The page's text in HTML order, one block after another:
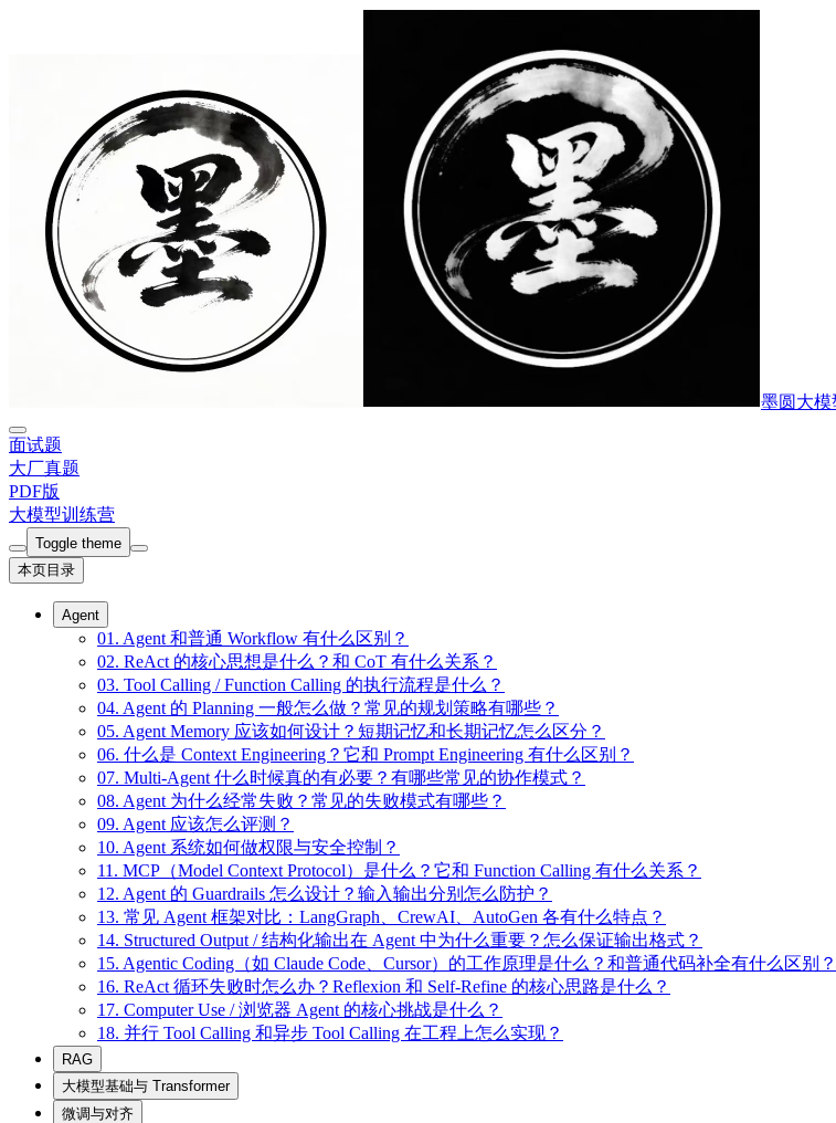
墨圆大模
面试题
大厂真题
PDF版
大模型训练营
Toggle theme
本页目录
Agent
01. Agent 和普通 Workflow 有什么区别？
02. ReAct 的核心思想是什么？和 CoT 有什么关系？
03. Tool Calling / Function Calling 的执行流程是什么？
04. Agent 的 Planning 一般怎么做？常见的规划策略有哪些？
05. Agent Memory 应该如何设计？短期记忆和长期记忆怎么区分？
06. 什么是 Context Engineering？它和 Prompt Engineering 有什么区别？
07. Multi-Agent 什么时候真的有必要？有哪些常见的协作模式？
08. Agent 为什么经常失败？常见的失败模式有哪些？
09. Agent 应该怎么评测？
10. Agent 系统如何做权限与安全控制？
11. MCP（Model Context Protocol）是什么？它和 Function Calling 有什么关系？
12. Agent 的 Guardrails 怎么设计？输入输出分别怎么防护？
13. 常见 Agent 框架对比：LangGraph、CrewAI、AutoGen 各有什么特点？
14. Structured Output / 结构化输出在 Agent 中为什么重要？怎么保证输出格式？
15. Agentic Coding（如 Claude Code、Cursor）的工作原理是什么？和普通代码补全有什么区别？
16. ReAct 循环失败时怎么办？Reflexion 和 Self-Refine 的核心思路是什么？
17. Computer Use / 浏览器 Agent 的核心挑战是什么？
18. 并行 Tool Calling 和异步 Tool Calling 在工程上怎么实现？
RAG
大模型基础与 Transformer
微调与对齐